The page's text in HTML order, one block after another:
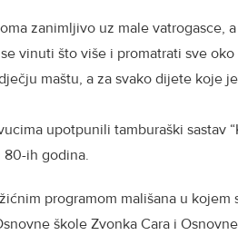
zanimljivo uz male vatrogasce,
vinuti što više i promatrati sve oko
maštu, a za svako dijete koje
upotpunili tamburaški sastav
80-ih godina.
programom mališana u kojem
škole Zvonka Cara i